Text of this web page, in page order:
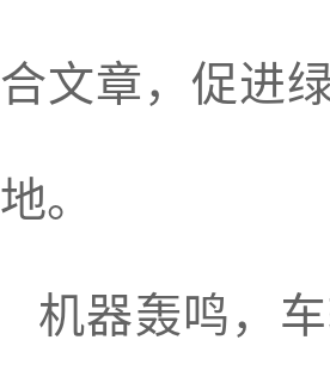
合文章，促进
地。
机器轰鸣，